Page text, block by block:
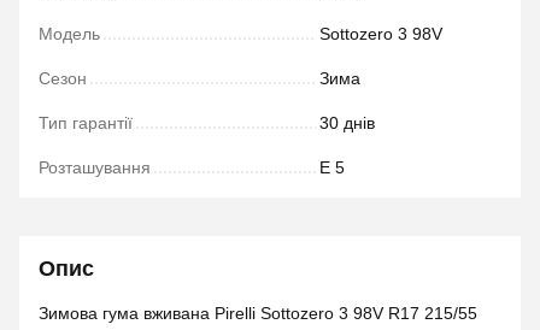
Модель Sottozero 3 98V
Сезон Зима
Тип гарантії 30 днів
Розташування Е 5
Опис
Зимова гума вживана Pirelli Sottozero 3 98V R17 215/55